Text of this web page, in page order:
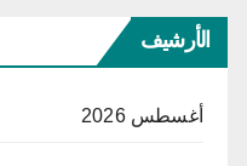
الأرشيف
أغسطس 2026